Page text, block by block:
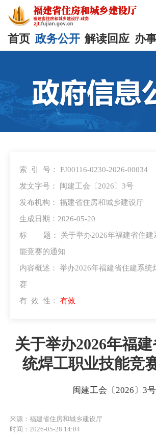
首页 政务公开 解读回应 办
索 引 号： FJ00116-0230-2026-00034
发文字号： 闽建工会〔2026〕3号
发布机构： 福建省住房和城乡建设厅
生成日期：2026-05-20
标 题： 关于举办2026年福建省住
能竞赛的通知
内容概述： 举办2026年福建省住建系统
赛
有 效 性： 有效
关于举办2026年福
统焊工职业技能竞
闽建工会〔2026〕3号
来源：福建省住房和城乡建设厅
时间：2026-05-28 14:04